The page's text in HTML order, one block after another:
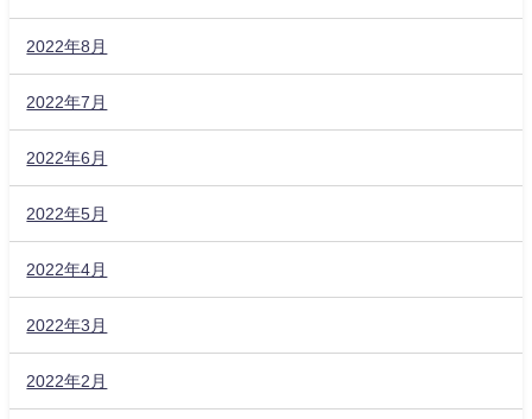
2022年8月
2022年7月
2022年6月
2022年5月
2022年4月
2022年3月
2022年2月